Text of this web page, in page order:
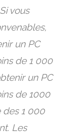
vous
un PC
de 1 000
un PC
de 1000
des 1 000
Les